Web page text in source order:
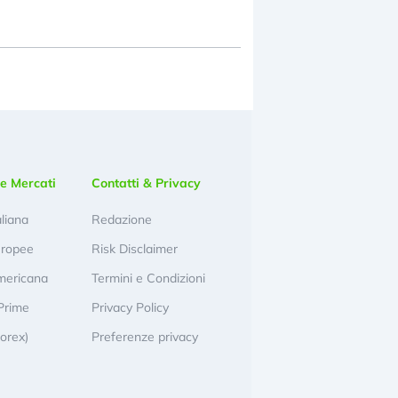
Mercati Contatti & Privacy
Redazione
Risk Disclaimer
Termini e Condizioni
Privacy Policy
Preferenze privacy